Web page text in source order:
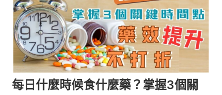
每日什麼時候食什麼藥？掌握3個關